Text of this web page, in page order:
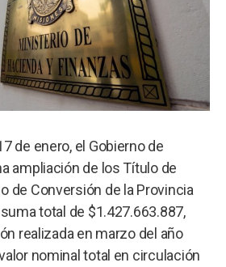
de enero, el Gobierno de
ampliación de los Título de
de Conversión de la Provincia
total de $1.427.663.887,
realizada en marzo del año
nominal total en circulación